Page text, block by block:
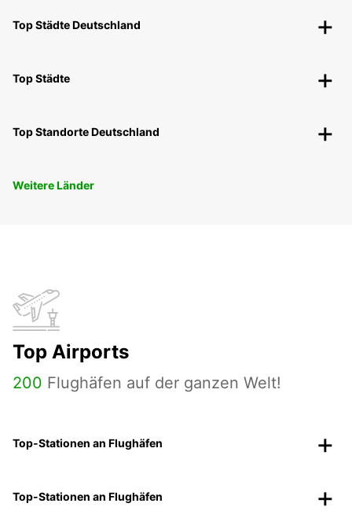
Top Städte Deutschland
Top Städte
Top Standorte Deutschland
Weitere Länder
Top Airports
200 Flughäfen auf der ganzen Welt!
Top-Stationen an Flughäfen
Top-Stationen an Flughäfen